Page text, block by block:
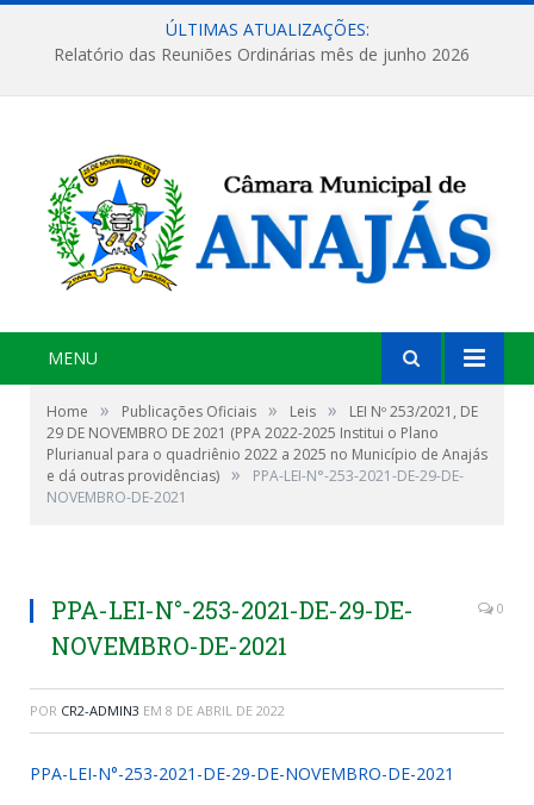
ÚLTIMAS ATUALIZAÇÕES:
Relatório das Reuniões Ordinárias mês de junho 2026
MENU
Home » Publicações Oficiais » Leis »
LEI Nº 253/2021, DE
29 DE NOVEMBRO DE 2021 (PPA 2022-2025 Institui o Plano
Plurianual para o quadriênio 2022 a 2025 no Município de Anajás
e dá outras providências) »
PPA-LEI-N°-253-2021-DE-29-DE-
NOVEMBRO-DE-2021
PPA-LEI-N°-253-2021-DE-29-DE-
NOVEMBRO-DE-2021
0
POR CR2-ADMIN3 EM 8 DE ABRIL DE 2022
PPA-LEI-N°-253-2021-DE-29-DE-NOVEMBRO-DE-2021